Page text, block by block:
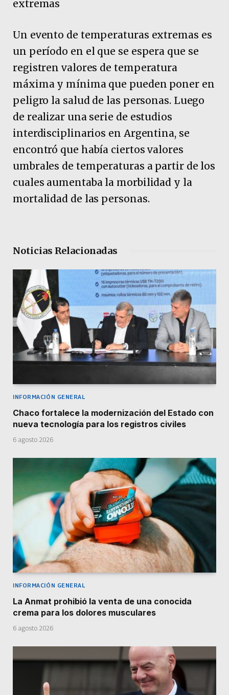
extremas
Un evento de temperaturas extremas es
un período en el que se espera que se
registren valores de temperatura
máxima y mínima que pueden poner en
peligro la salud de las personas. Luego
de realizar una serie de estudios
interdisciplinarios en Argentina, se
encontró que había ciertos valores
umbrales de temperaturas a partir de los
cuales aumentaba la morbilidad y la
mortalidad de las personas.
Noticias Relacionadas
INFORMACIÓN GENERAL
Chaco fortalece la modernización del Estado con
nueva tecnología para los registros civiles
6 agosto 2026
INFORMACIÓN GENERAL
La Anmat prohibió la venta de una conocida
crema para los dolores musculares
6 agosto 2026